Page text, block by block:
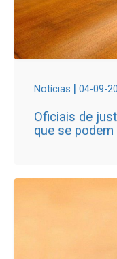
Notícias | 04-09-
Oficiais de
que se